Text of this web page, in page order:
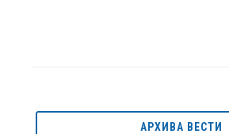
АРХИВА ВЕСТИ